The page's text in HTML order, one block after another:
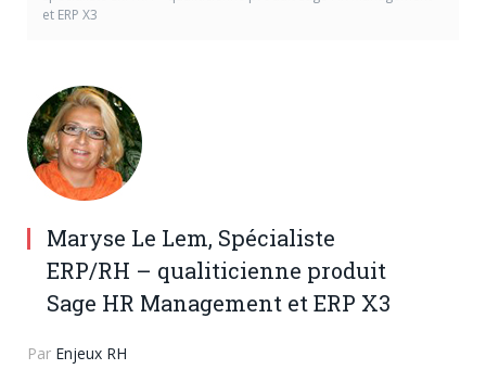
et ERP X3
Maryse Le Lem, Spécialiste
ERP/RH – qualiticienne produit
Sage HR Management et ERP X3
Par Enjeux RH